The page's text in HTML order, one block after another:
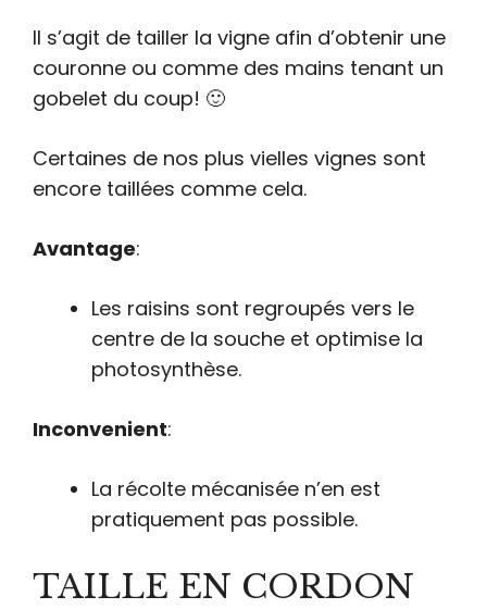
Il s’agit de tailler la vigne afin d’obtenir une
couronne ou comme des mains tenant un
gobelet du coup! 🙂
Certaines de nos plus vielles vignes sont
encore taillées comme cela.
Avantage:
Les raisins sont regroupés vers le
centre de la souche et optimise la
photosynthèse.
Inconvenient:
La récolte mécanisée n’en est
pratiquement pas possible.
TAILLE EN CORDON